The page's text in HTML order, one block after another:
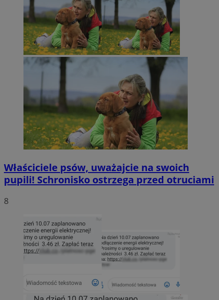
Właściciele psów, uważajcie na swoich
pupili! Schronisko ostrzega przed otruciami
8